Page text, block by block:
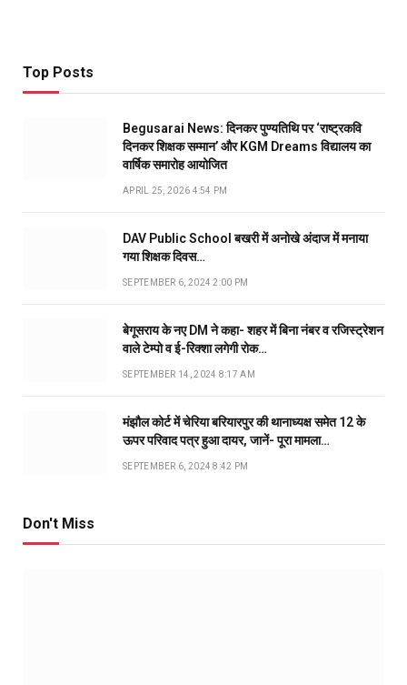
Top Posts
Begusarai News: दिनकर पुण्यतिथि पर ‘राष्ट्रकवि
दिनकर शिक्षक सम्मान’ और KGM Dreams विद्यालय का
वार्षिक समारोह आयोजित
APRIL 25, 2026 4:54 PM
DAV Public School बखरी में अनोखे अंदाज में मनाया
गया शिक्षक दिवस…
SEPTEMBER 6, 2024 2:00 PM
बेगूसराय के नए DM ने कहा- शहर में बिना नंबर व रजिस्ट्रेशन
वाले टेम्पो व ई-रिक्शा लगेगी रोक…
SEPTEMBER 14, 2024 8:17 AM
मंझौल कोर्ट में चेरिया बरियारपुर की थानाध्यक्ष समेत 12 के
ऊपर परिवाद पत्र हुआ दायर, जानें- पूरा मामला…
SEPTEMBER 6, 2024 8:42 PM
Don't Miss